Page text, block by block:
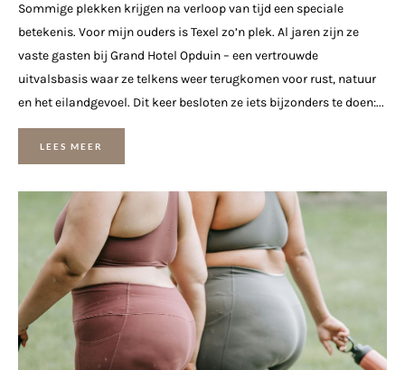
Sommige plekken krijgen na verloop van tijd een speciale
betekenis. Voor mijn ouders is Texel zo’n plek. Al jaren zijn ze
vaste gasten bij Grand Hotel Opduin – een vertrouwde
uitvalsbasis waar ze telkens weer terugkomen voor rust, natuur
en het eilandgevoel. Dit keer besloten ze iets bijzonders te doen:...
LEES MEER